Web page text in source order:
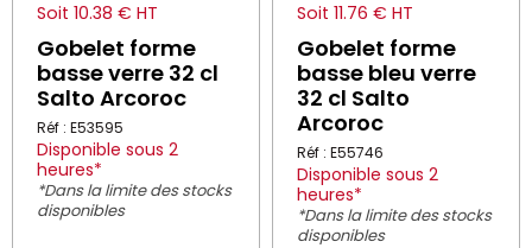
Soit 10.38 € HT
Gobelet forme
basse verre 32 cl
Salto Arcoroc
Réf : E53595
Disponible sous 2
heures*
*Dans la limite des stocks
disponibles
Soit 11.76 € HT
Gobelet forme
basse bleu verre
32 cl Salto
Arcoroc
Réf : E55746
Disponible sous 2
heures*
*Dans la limite des stocks
disponibles